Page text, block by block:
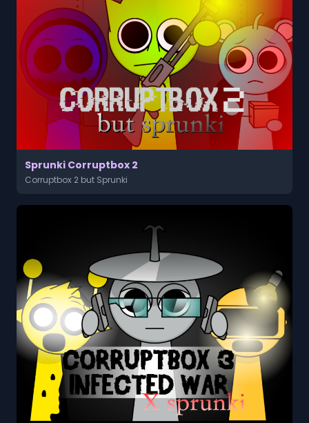
Sprunki Corruptbox 2
Corruptbox 2 but Sprunki